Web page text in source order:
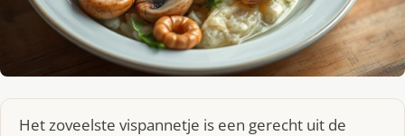
Het zoveelste vispannetje is een gerecht uit de